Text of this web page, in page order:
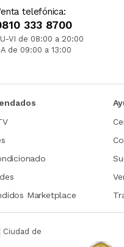
telefónica:
333 8700
VI de 08:00 a 20:00
de 09:00 a 13:00
Marketplace
Ciudad de